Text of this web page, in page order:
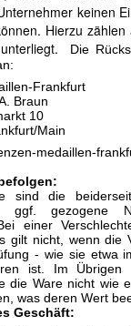
keinen
Hierzu zählen
Die
Frankfurt
Braun
10
Main
medaillen-
sind die
ggf. gezogene
einer
gilt nicht, wenn die
- wie sie etwa
ist. Im Übrigen
die Ware nicht wie
was deren Wert
Geschäft: